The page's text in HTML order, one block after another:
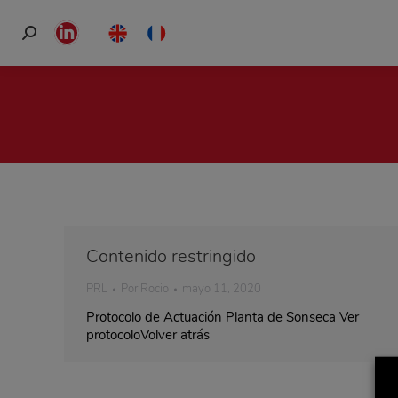
Buscar:
Linkedin
page
window
Contenido restringido
PRL Por Rocio mayo 11, 2020
Protocolo de Actuación Planta de Sonseca Ver
protocoloVolver atrás